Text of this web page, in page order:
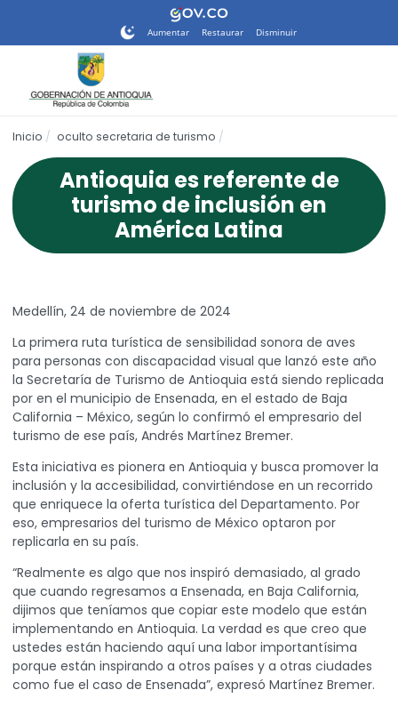
sitio
de
accesibilidad.
Aumentar Restaurar Disminuir
Inicio oculto secretaria de turismo
Antioquia es referente de
turismo de inclusión en
América Latina
Medellín, 24 de noviembre de 2024
La primera ruta turística de sensibilidad sonora de aves
para personas con discapacidad visual que lanzó este año
la Secretaría de Turismo de Antioquia está siendo replicada
por en el municipio de Ensenada, en el estado de Baja
California – México, según lo confirmó el empresario del
turismo de ese país, Andrés Martínez Bremer.
Esta iniciativa es pionera en Antioquia y busca promover la
inclusión y la accesibilidad, convirtiéndose en un recorrido
que enriquece la oferta turística del Departamento. Por
eso, empresarios del turismo de México optaron por
replicarla en su país.
“Realmente es algo que nos inspiró demasiado, al grado
que cuando regresamos a Ensenada, en Baja California,
dijimos que teníamos que copiar este modelo que están
implementando en Antioquia. La verdad es que creo que
ustedes están haciendo aquí una labor importantísima
porque están inspirando a otros países y a otras ciudades
como fue el caso de Ensenada”, expresó Martínez Bremer.